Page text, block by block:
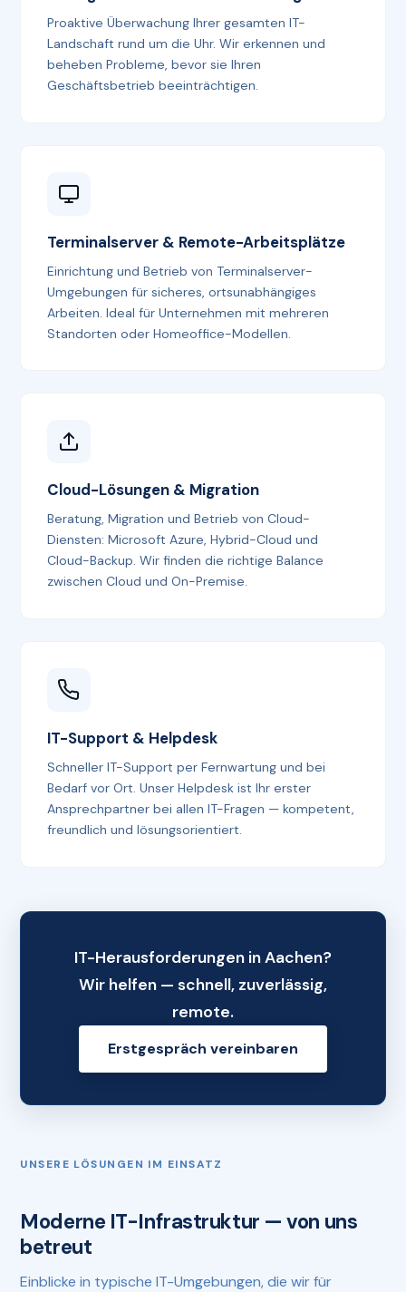
Proaktive Überwachung Ihrer gesamten IT-
Landschaft rund um die Uhr. Wir erkennen und
beheben Probleme, bevor sie Ihren
Geschäftsbetrieb beeinträchtigen.
Terminalserver & Remote-Arbeitsplätze
Einrichtung und Betrieb von Terminalserver-
Umgebungen für sicheres, ortsunabhängiges
Arbeiten. Ideal für Unternehmen mit mehreren
Standorten oder Homeoffice-Modellen.
Cloud-Lösungen & Migration
Beratung, Migration und Betrieb von Cloud-
Diensten: Microsoft Azure, Hybrid-Cloud und
Cloud-Backup. Wir finden die richtige Balance
zwischen Cloud und On-Premise.
IT-Support & Helpdesk
Schneller IT-Support per Fernwartung und bei
Bedarf vor Ort. Unser Helpdesk ist Ihr erster
Ansprechpartner bei allen IT-Fragen — kompetent,
freundlich und lösungsorientiert.
IT-Herausforderungen in Aachen?
Wir helfen — schnell, zuverlässig,
remote.
Erstgespräch vereinbaren
UNSERE LÖSUNGEN IM EINSATZ
Moderne IT-Infrastruktur — von uns
betreut
Einblicke in typische IT-Umgebungen, die wir für